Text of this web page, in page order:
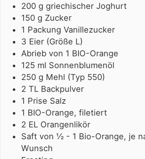
200 g griechischer Joghurt
150 g Zucker
1 Packung Vanillezucker
3 Eier (Größe L)
Abrieb von 1 BIO-Orange
125 ml Sonnenblumenöl
250 g Mehl (Typ 550)
2 TL Backpulver
1 Prise Salz
1 BIO-Orange, filetiert
2 EL Orangenlikör
Saft von ½ - 1 Bio-Orange, je
Wunsch